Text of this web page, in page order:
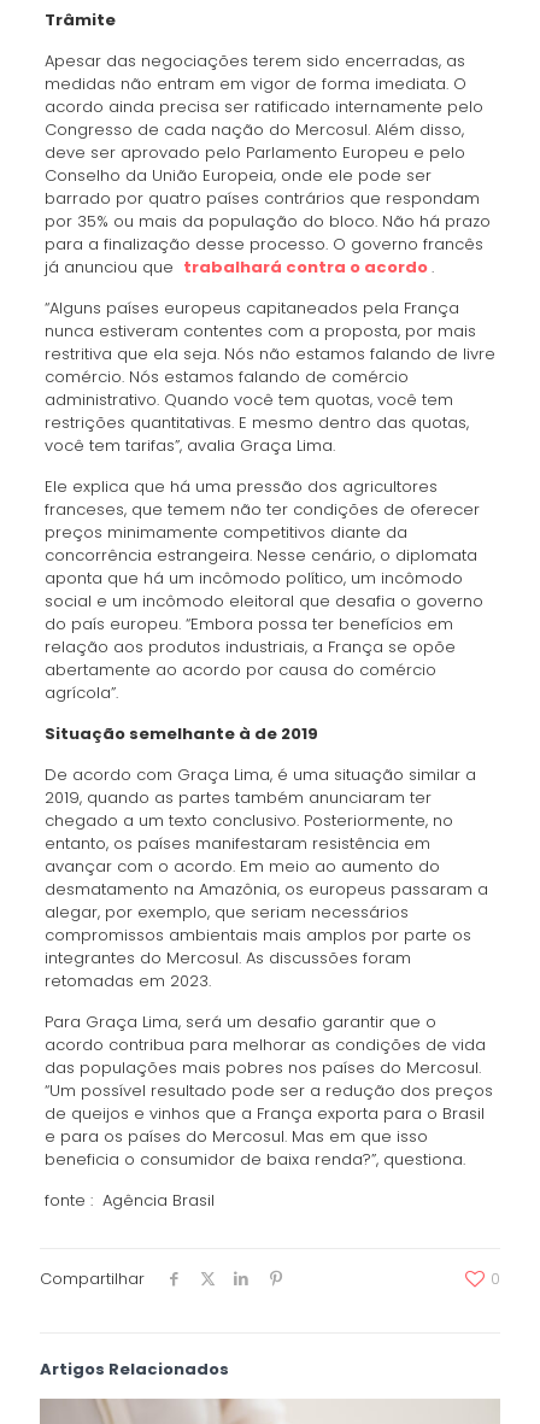
Trâmite
Apesar das negociações terem sido encerradas, as
medidas não entram em vigor de forma imediata. O
acordo ainda precisa ser ratificado internamente pelo
Congresso de cada nação do Mercosul. Além disso,
deve ser aprovado pelo Parlamento Europeu e pelo
Conselho da União Europeia, onde ele pode ser
barrado por quatro países contrários que respondam
por 35% ou mais da população do bloco. Não há prazo
para a finalização desse processo. O governo francês
já anunciou que trabalhará contra o acordo.
“Alguns países europeus capitaneados pela França
nunca estiveram contentes com a proposta, por mais
restritiva que ela seja. Nós não estamos falando de livre
comércio. Nós estamos falando de comércio
administrativo. Quando você tem quotas, você tem
restrições quantitativas. E mesmo dentro das quotas,
você tem tarifas”, avalia Graça Lima.
Ele explica que há uma pressão dos agricultores
franceses, que temem não ter condições de oferecer
preços minimamente competitivos diante da
concorrência estrangeira. Nesse cenário, o diplomata
aponta que há um incômodo político, um incômodo
social e um incômodo eleitoral que desafia o governo
do país europeu. “Embora possa ter benefícios em
relação aos produtos industriais, a França se opõe
abertamente ao acordo por causa do comércio
agrícola”.
Situação semelhante à de 2019
De acordo com Graça Lima, é uma situação similar a
2019, quando as partes também anunciaram ter
chegado a um texto conclusivo. Posteriormente, no
entanto, os países manifestaram resistência em
avançar com o acordo. Em meio ao aumento do
desmatamento na Amazônia, os europeus passaram a
alegar, por exemplo, que seriam necessários
compromissos ambientais mais amplos por parte os
integrantes do Mercosul. As discussões foram
retomadas em 2023.
Para Graça Lima, será um desafio garantir que o
acordo contribua para melhorar as condições de vida
das populações mais pobres nos países do Mercosul.
“Um possível resultado pode ser a redução dos preços
de queijos e vinhos que a França exporta para o Brasil
e para os países do Mercosul. Mas em que isso
beneficia o consumidor de baixa renda?”, questiona.
fonte : Agência Brasil
Compartilhar 0
Artigos Relacionados